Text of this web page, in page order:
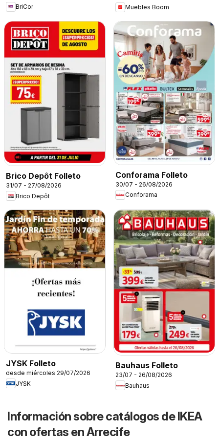
BriCor
Muebles Boom
Brico Depôt Folleto
31/07 - 27/08/2026
Brico Depôt
Conforama Folleto
30/07 - 26/08/2026
Conforama
JYSK Folleto
desde miércoles 29/07/2026
JYSK
Bauhaus Folleto
23/07 - 26/08/2026
Bauhaus
Información sobre catálogos de IKEA
con ofertas en Arrecife